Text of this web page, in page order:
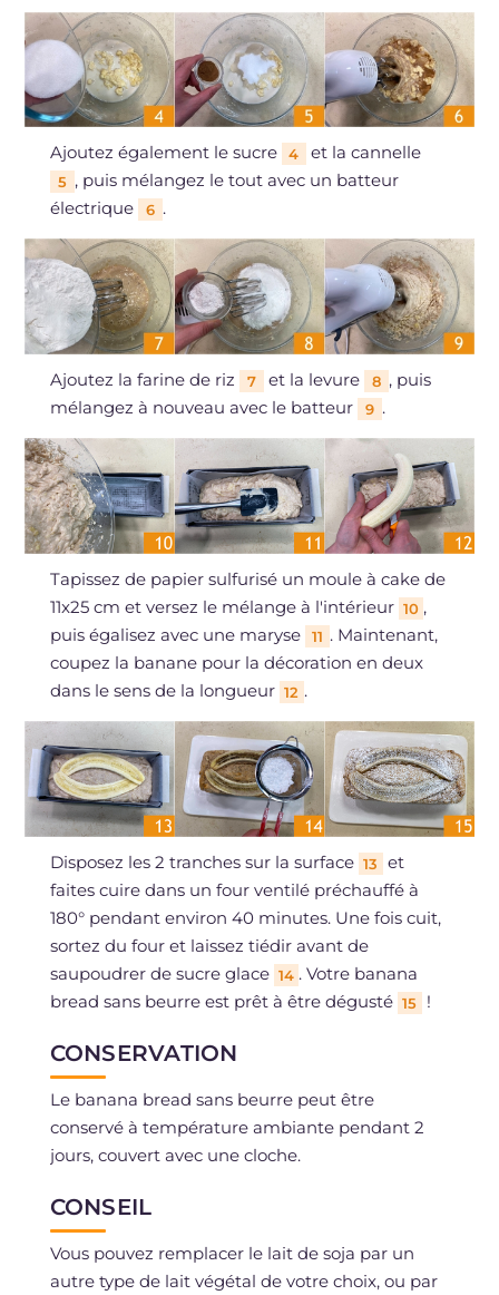
Ajoutez également le sucre 4 et la cannelle
5 , puis mélangez le tout avec un batteur
électrique
6 .
Ajoutez la farine de riz 7 et la levure 8 , puis
mélangez à nouveau avec le batteur
9 .
Tapissez de papier sulfurisé un moule à cake de
11x25 cm et versez le mélange à l'intérieur 10 ,
puis égalisez avec une maryse
11 . Maintenant,
coupez la banane pour la décoration en deux
dans le sens de la longueur 12 .
Disposez les 2 tranches sur la surface 13
et
faites cuire dans un four ventilé préchauffé à
180° pendant environ 40 minutes. Une fois cuit,
sortez du four et laissez tiédir avant de
saupoudrer de sucre glace 14 . Votre banana
bread sans beurre est prêt à être dégusté 15 !
CONSERVATION
Le banana bread sans beurre peut être
conservé à température ambiante pendant 2
jours, couvert avec une cloche.
CONSEIL
Vous pouvez remplacer le lait de soja par un
autre type de lait végétal de votre choix, ou par